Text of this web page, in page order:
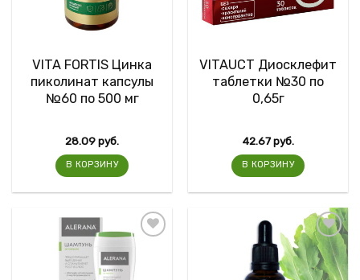
VITA FORTIS Цинка
пиколинат капсулы
№60 по 500 мг
28.09руб.
В КОРЗИНУ
VITAUCT Диосклефит
таблетки №30 по
0,65г
42.67руб.
В КОРЗИНУ